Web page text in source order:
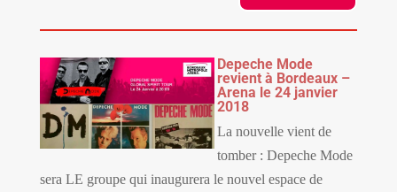
Depeche Mode
revient à Bordeaux –
Arena le 24 janvier
2018
La nouvelle vient de
tomber : Depeche Mode
sera LE groupe qui inaugurera le nouvel espace de